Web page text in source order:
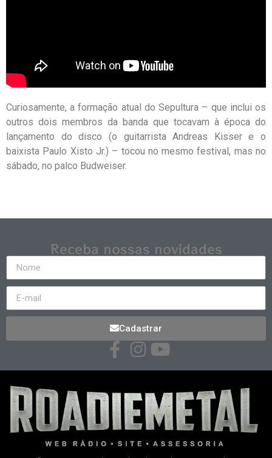
Curiosamente, a formação atual do Sepultura – que inclui os
outros dois membros da banda que tocavam à época do
lançamento do disco (o guitarrista Andreas Kisser e o
baixista Paulo Xisto Jr.) – tocou no mesmo festival, mas no
sábado, no palco Budweiser.
Receba nossas novidades
Cadastrar